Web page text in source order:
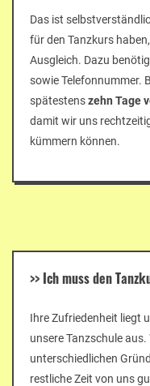
Das ist
für den Tanzkurs
Ausgleich. Dazu
sowie Telefonnummer.
spätestenszehn Tage
damit wir uns
kümmern können.
>> Ich muss den
Ihre Zufriedenheit liegt
unsere Tanzschule
unterschiedlichen
restliche Zeit von uns